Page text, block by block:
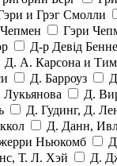
и Грэг Смолли
Гэри
Д-р Девід
Д. А. Карсона и
Д. Барроуз
Д.
Д. Гудинг, Д.
Д. Данн,
Ньюкомб
Т. Л. Хэй
Д.